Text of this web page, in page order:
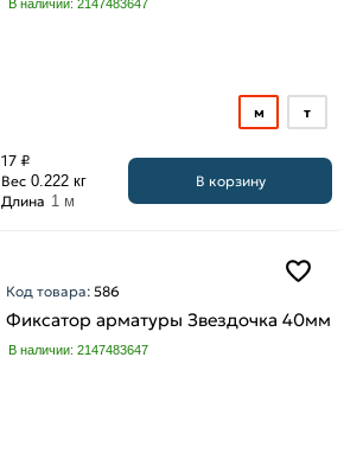
В наличии: 2147483647
м т
17 ₽
Вес 0.222 кг
Длина 1 м
В корзину
Код товара:586
Фиксатор арматуры Звездочка 40мм
В наличии: 2147483647